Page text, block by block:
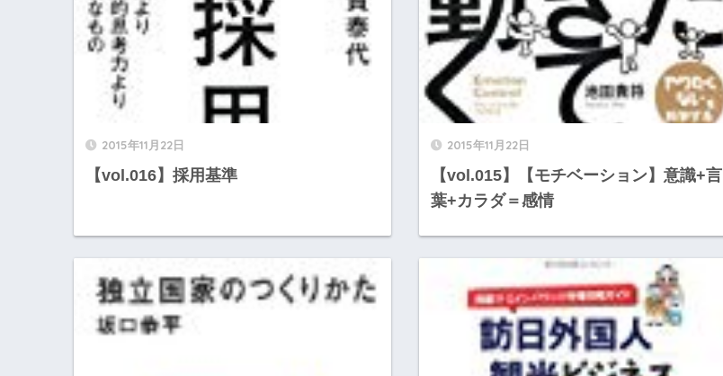
2015年11月22日
【vol.016】採用基準
2015年11月22日
【vol.015】【モチベーション】意識+言
葉+カラダ＝感情